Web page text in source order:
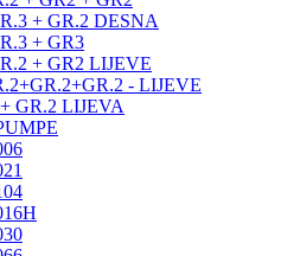
+ GR.2 DESNA
+ GR3
+ GR2 LIJEVE
- LIJEVE
GR.2 LIJEVA